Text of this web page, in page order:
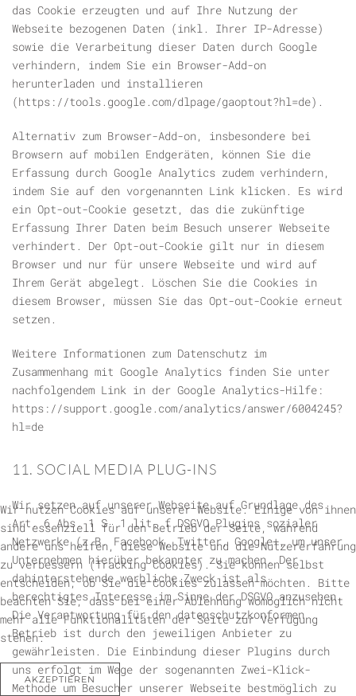
das Cookie erzeugten und auf Ihre Nutzung der
Webseite bezogenen Daten (inkl. Ihrer IP-Adresse)
sowie die Verarbeitung dieser Daten durch Google
verhindern, indem Sie ein Browser-Add-on
herunterladen und installieren
(https://tools.google.com/dlpage/gaoptout?hl=de).
Alternativ zum Browser-Add-on, insbesondere bei
Browsern auf mobilen Endgeräten, können Sie die
Erfassung durch Google Analytics zudem verhindern,
indem Sie auf den vorgenannten Link klicken. Es wird
ein Opt-out-Cookie gesetzt, das die zukünftige
Erfassung Ihrer Daten beim Besuch unserer Webseite
verhindert. Der Opt-out-Cookie gilt nur in diesem
Browser und nur für unsere Webseite und wird auf
Ihrem Gerät abgelegt. Löschen Sie die Cookies in
diesem Browser, müssen Sie das Opt-out-Cookie erneut
setzen.
Weitere Informationen zum Datenschutz im
Zusammenhang mit Google Analytics finden Sie unter
nachfolgendem Link in der Google Analytics-Hilfe:
https://support.google.com/analytics/answer/6004245?
hl=de
11. SOCIAL MEDIA PLUG-INS
Wir setzen auf unserer Webseite auf Grundlage des
Art. 6 Abs. 1 S. 1 lit. f DSGVO Plugins sozialer
Netzwerke (z.B. Facebook, Twitter, Google+, um unser
Unternehmen hierüber bekannter zu machen. Der
dahinterstehende werbliche Zweck ist als
berechtigtes Interesse im Sinne der DSGVO anzusehen.
Die Verantwortung für den datenschutzkonformen
Betrieb ist durch den jeweiligen Anbieter zu
gewährleisten. Die Einbindung dieser Plugins durch
uns erfolgt im Wege der sogenannten Zwei-Klick-
Methode um Besucher unserer Webseite bestmöglich zu
Wir nutzen Cookies auf unserer Website. Einige von ihnen
sind essenziell für den Betrieb der Seite, während
andere uns helfen, diese Website und die Nutzererfahrung
zu verbessern (Tracking Cookies). Sie können selbst
entscheiden, ob Sie die Cookies zulassen möchten. Bitte
beachten Sie, dass bei einer Ablehnung womöglich nicht
mehr alle Funktionalitäten der Seite zur Verfügung
stehen.
AKZEPTIEREN